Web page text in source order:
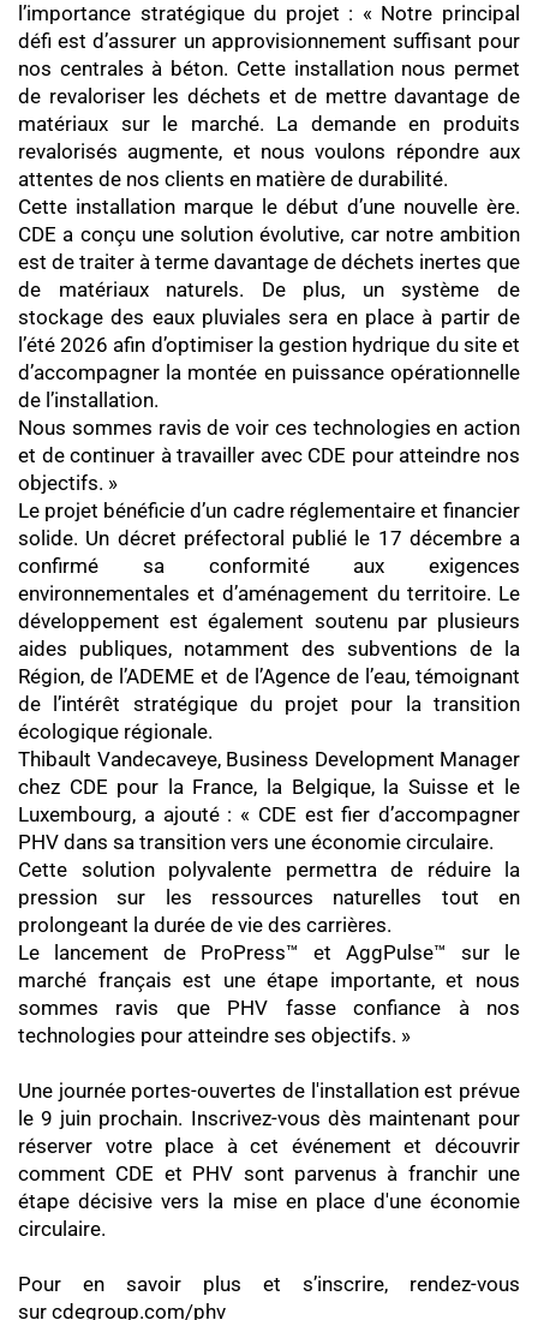
l’importance stratégique du projet : « Notre principal
défi est d’assurer un approvisionnement suffisant pour
nos centrales à béton. Cette installation nous permet
de revaloriser les déchets et de mettre davantage de
matériaux sur le marché. La demande en produits
revalorisés augmente, et nous voulons répondre aux
attentes de nos clients en matière de durabilité.
Cette installation marque le début d’une nouvelle ère.
CDE a conçu une solution évolutive, car notre ambition
est de traiter à terme davantage de déchets inertes que
de matériaux naturels. De plus, un système de
stockage des eaux pluviales sera en place à partir de
l’été 2026 afin d’optimiser la gestion hydrique du site et
d’accompagner la montée en puissance opérationnelle
de l’installation.
Nous sommes ravis de voir ces technologies en action
et de continuer à travailler avec CDE pour atteindre nos
objectifs. »
Le projet bénéficie d’un cadre réglementaire et financier
solide. Un décret préfectoral publié le 17 décembre a
confirmé sa conformité aux exigences
environnementales et d’aménagement du territoire. Le
développement est également soutenu par plusieurs
aides publiques, notamment des subventions de la
Région, de l’ADEME et de l’Agence de l’eau, témoignant
de l’intérêt stratégique du projet pour la transition
écologique régionale.
Thibault Vandecaveye, Business Development Manager
chez CDE pour la France, la Belgique, la Suisse et le
Luxembourg, a ajouté : « CDE est fier d’accompagner
PHV dans sa transition vers une économie circulaire.
Cette solution polyvalente permettra de réduire la
pression sur les ressources naturelles tout en
prolongeant la durée de vie des carrières.
Le lancement de ProPress™ et AggPulse™ sur le
marché français est une étape importante, et nous
sommes ravis que PHV fasse confiance à nos
technologies pour atteindre ses objectifs. »
Une journée portes-ouvertes de l'installation est prévue
le 9 juin prochain. Inscrivez-vous dès maintenant pour
réserver votre place à cet événement et découvrir
comment CDE et PHV sont parvenus à franchir une
étape décisive vers la mise en place d'une économie
circulaire.
Pour en savoir plus et s’inscrire, rendez-vous
sur cdegroup.com/phv